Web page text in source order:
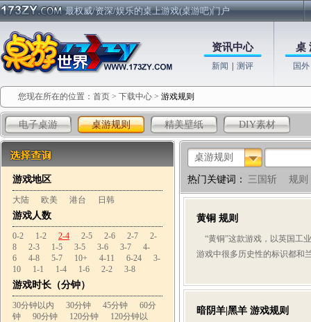
最权威/资深/娱乐的桌上游戏(桌游吧)门户
资讯中心
新闻 测评
桌
国外
您现在所在的位置： 首页 > 下载中心 > 游戏规则
电子桌游 桌游规则 精美壁纸 DIY素材
游戏地区
大陆 欧美 港台 日韩
游戏人数
0-2 1-2 2-4 2-5 2-6 2-7
2-
8
2-3 1-5 3-5 3-6 3-7
4-
6
4-8 5-7 10+ 4-11 6-24
3-
10
1-1 1-4 1-6 2-2 3-8
游戏时长（分钟）
30分钟以内 30分钟 45分钟
60分
钟
90分钟 120分钟
120分钟以
桌游规则
热门关键词： 三国斩 规则
黄铜 规则
“黄铜”这款游戏，以英国工
游戏中很多历史性的标识都和
暗阴羊|黑羊 游戏规则